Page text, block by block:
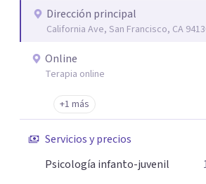
Dirección principal
California Ave, San Francisco, CA
Online
Terapia online
+1 más
Servicios y precios
Psicología infanto-juvenil